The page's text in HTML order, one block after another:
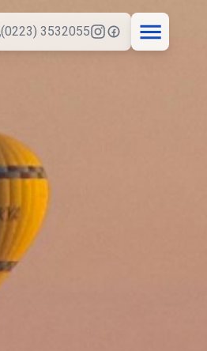
(0223) 3532055